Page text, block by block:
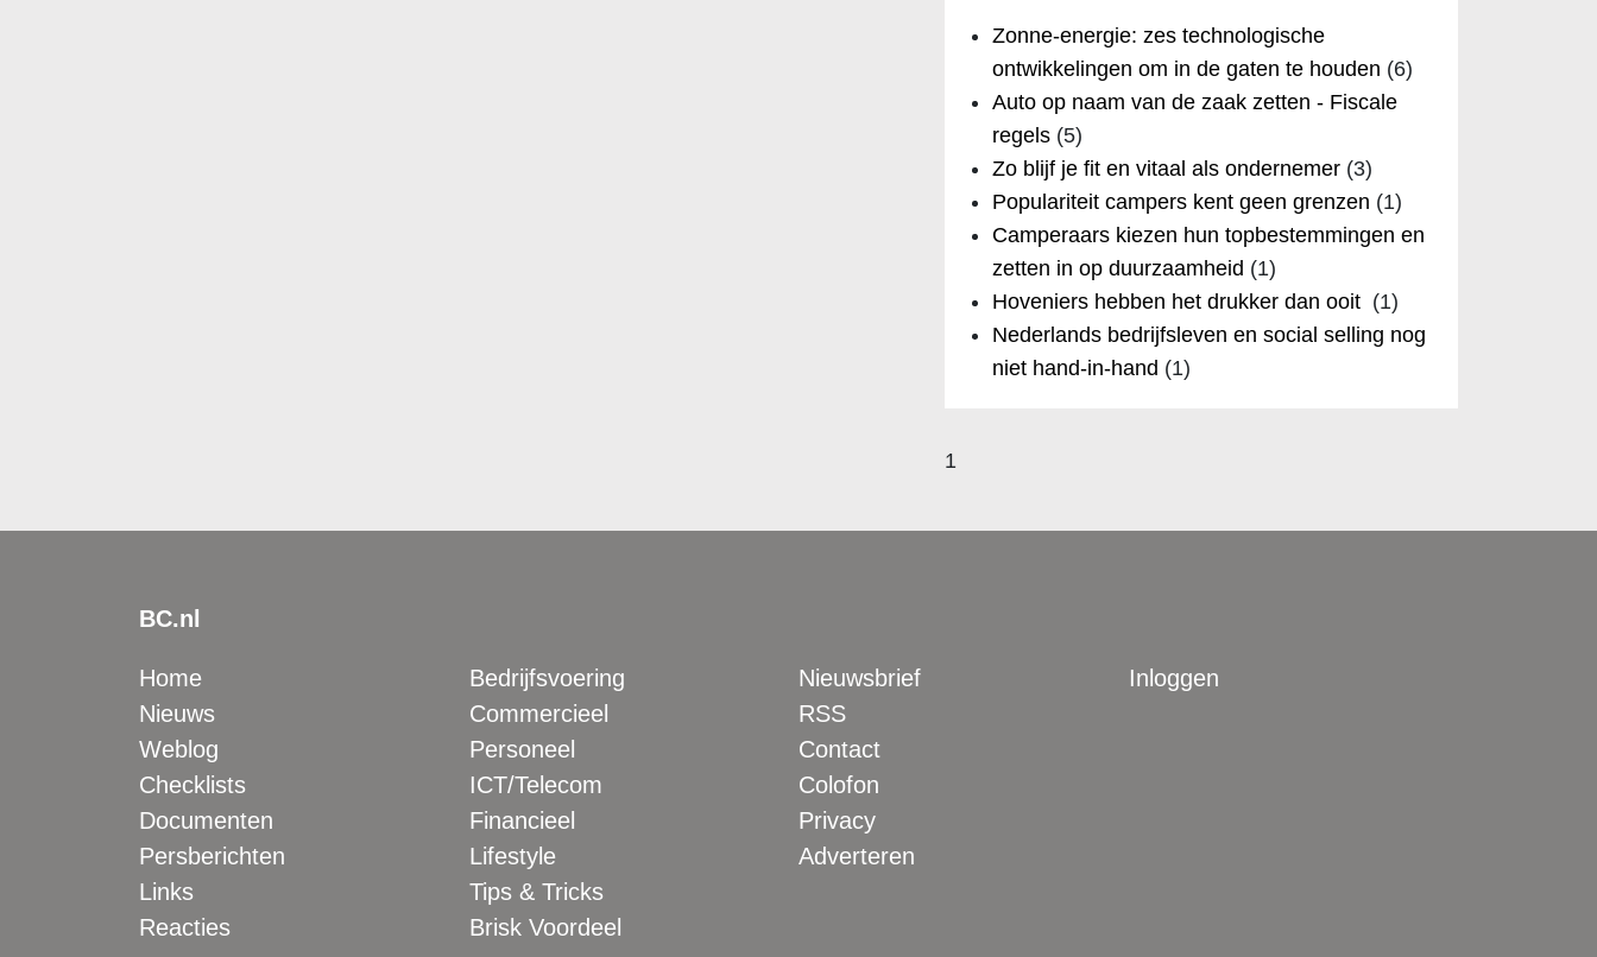
Zonne-energie: zes technologische
ontwikkelingen om in de gaten te houden (6)
Auto op naam van de zaak zetten - Fiscale
regels(5)
Zo blijf je fit en vitaal als ondernemer(3)
Populariteit campers kent geen grenzen (1)
Camperaars kiezen hun topbestemmingen en
zetten in op duurzaamheid (1)
Hoveniers hebben het drukker dan ooit (1)
Nederlands bedrijfsleven en social selling nog
niet hand-in-hand (1)
1
BC.nl
Home
Nieuws
Weblog
Checklists
Documenten
Persberichten
Links
Reacties
Bedrijfsvoering
Commercieel
Personeel
ICT/Telecom
Financieel
Lifestyle
Tips & Tricks
Brisk Voordeel
Nieuwsbrief
RSS
Contact
Colofon
Privacy
Adverteren
Inloggen